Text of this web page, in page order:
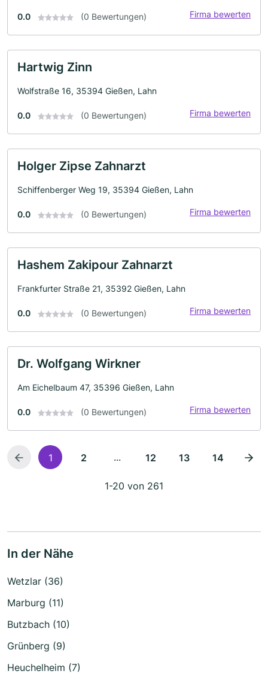
0.0 (0 Bewertungen) Firma bewerten
Hartwig Zinn
Wolfstraße 16, 35394 Gießen, Lahn
0.0 (0 Bewertungen) Firma bewerten
Holger Zipse Zahnarzt
Schiffenberger Weg 19, 35394 Gießen, Lahn
0.0 (0 Bewertungen) Firma bewerten
Hashem Zakipour Zahnarzt
Frankfurter Straße 21, 35392 Gießen, Lahn
0.0 (0 Bewertungen) Firma bewerten
Dr. Wolfgang Wirkner
Am Eichelbaum 47, 35396 Gießen, Lahn
0.0 (0 Bewertungen) Firma bewerten
1 2 ... 12 13 14
1-20 von 261
In der Nähe
Wetzlar (36)
Marburg (11)
Butzbach (10)
Grünberg (9)
Heuchelheim (7)